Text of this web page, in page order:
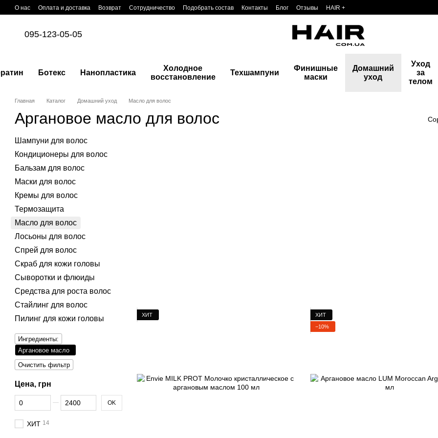
Перейти к основному контенту
О нас Оплата и доставка Возврат Сотрудничество Подобрать состав Контакты Блог Отзывы HAIR +
095-123-05-05
Ботекс Нанопластика
Холодное
восстановление
Техшампуни
Финишные
маски
Домашний
уход
Уход
за
телом
Главная Каталог Домашний уход Масло для волос
Аргановое масло для волос
ХИТ
ХИТ
−10%
Шампуни для волос
Кондиционеры для волос
Бальзам для волос
Маски для волос
Кремы для волос
Термозащита
Масло для волос
Лосьоны для волос
Спрей для волос
Скраб для кожи головы
Сыворотки и флюиды
Средства для роста волос
Стайлинг для волос
Пилинг для кожи головы
Ингредиенты:
Аргановое масло
Очистить фильтр
Цена, грн
От Цена, грн
До Цена, грн OK
ХИТ 14